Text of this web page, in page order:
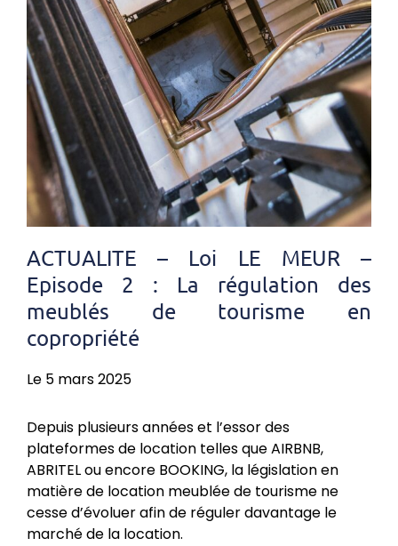
ACTUALITE – Loi LE MEUR –
Episode 2 : La régulation des
meublés de tourisme en
copropriété
Le 5 mars 2025
Depuis plusieurs années et l’essor des
plateformes de location telles que AIRBNB,
ABRITEL ou encore BOOKING, la législation en
matière de location meublée de tourisme ne
cesse d’évoluer afin de réguler davantage le
marché de la location.